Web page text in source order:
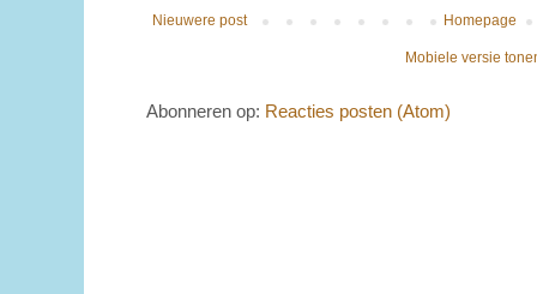
Nieuwere post Homepage
Mobiele versie
Abonneren op: Reacties posten (Atom)